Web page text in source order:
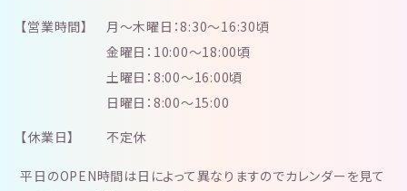
【営業時間】
月～木曜日：8:30～16:30頃
金曜日：10:00～18:00頃
土曜日：8:00～16:00頃
日曜日：8:00～15:00
【休業日】
不定休
平日のOPEN時間は日によって異なりますのでカレンダーを見て